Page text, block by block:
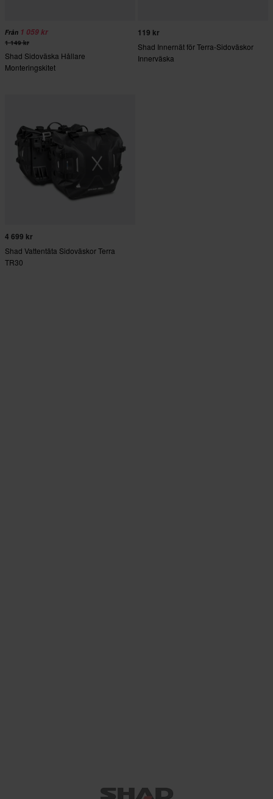
Från 1 059 kr
1 149 kr
Shad Sidoväska Hållare
Monteringskitet
119 kr
Shad Innernät för Terra-Sidoväskor
Innerväska
4 699 kr
Shad Vattentäta Sidoväskor Terra
TR30